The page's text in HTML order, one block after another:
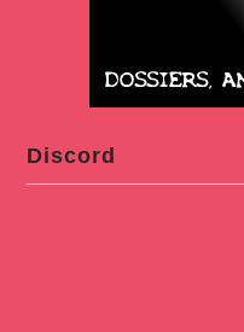
Discord